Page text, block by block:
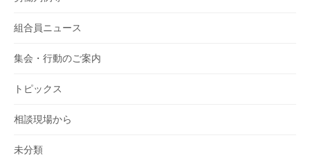
組合員ニュース
集会・行動のご案内
トピックス
相談現場から
未分類